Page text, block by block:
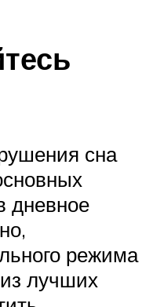
сна
дневное
режима
лучших